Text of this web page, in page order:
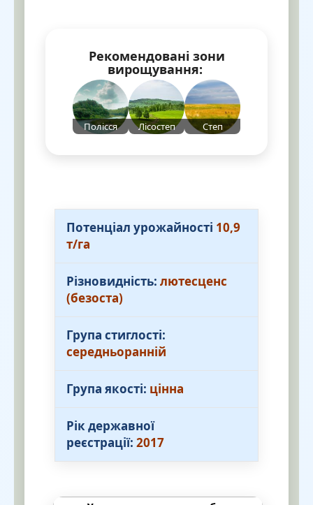
Рекомендовані зони
вирощування:
Полісся Лісостеп Степ
Потенціал урожайності 10,9
т/га
Різновидність: лютесценс
(безоста)
Група стиглості:
середньоранній
Група якості: цінна
Рік державної
реєстрації: 2017